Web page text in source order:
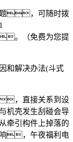
题，可随时拨
。（免费为您提
和解决办法(斗式
，直接关系到设
机壳发生刮碰会导
牵引构件上掉落的
，午夜福利电